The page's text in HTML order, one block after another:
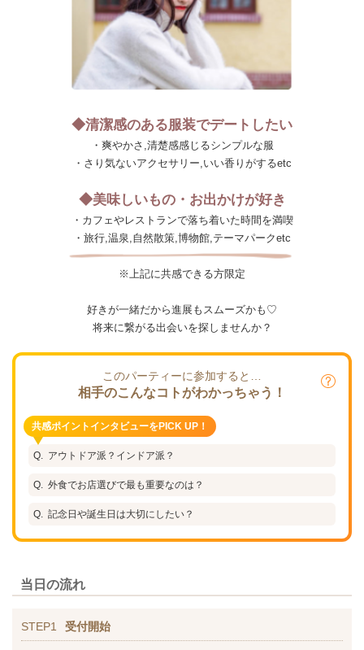
◆清潔感のある服装でデートしたい
・爽やかさ,清楚感感じるシンプルな服
・さり気ないアクセサリー,いい香りがするetc
◆美味しいもの・お出かけが好き
・カフェやレストランで落ち着いた時間を満喫
・旅行,温泉,自然散策,博物館,テーマパークetc
※上記に共感できる方限定
好きが一緒だから進展もスムーズかも♡
将来に繋がる出会いを探しませんか？
このパーティーに参加すると…
相手のこんなコトがわかっちゃう！
共感ポイントインタビューをPICK UP！
アウトドア派？インドア派？
外食でお店選びで最も重要なのは？
記念日や誕生日は大切にしたい？
当日の流れ
STEP1 受付開始